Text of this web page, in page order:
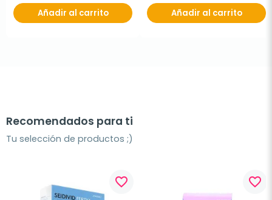
Añadir al carrito Añadir al carrito
Recomendados para ti
Tu selección de productos ;)
favorite_border favorite_border